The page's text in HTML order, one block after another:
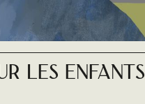
les enfants